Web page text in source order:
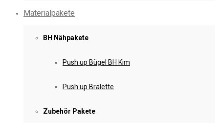
Materialpakete
BH Nähpakete
Push up Bügel BH Kim
Push up Bralette
Zubehör Pakete